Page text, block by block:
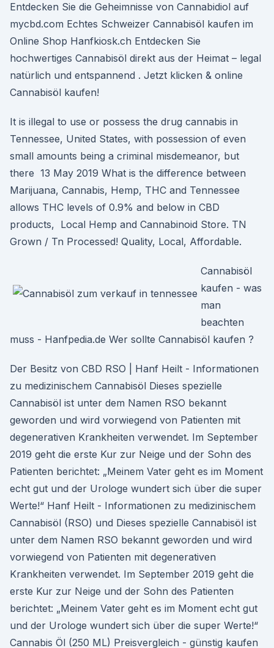
Entdecken Sie die Geheimnisse von Cannabidiol auf
mycbd.com Echtes Schweizer Cannabisöl kaufen im
Online Shop Hanfkiosk.ch Entdecken Sie
hochwertiges Cannabisöl direkt aus der Heimat – legal
natürlich und entspannend . Jetzt klicken & online
Cannabisöl kaufen!
It is illegal to use or possess the drug cannabis in
Tennessee, United States, with possession of even
small amounts being a criminal misdemeanor, but
there 13 May 2019 What is the difference between
Marijuana, Cannabis, Hemp, THC and Tennessee
allows THC levels of 0.9% and below in CBD
products, Local Hemp and Cannabinoid Store. TN
Grown / Tn Processed! Quality, Local, Affordable.
Cannabisöl
kaufen - was
man
beachten
muss - Hanfpedia.de Wer sollte Cannabisöl kaufen ?
Der Besitz von CBD RSO | Hanf Heilt - Informationen
zu medizinischem Cannabisöl Dieses spezielle
Cannabisöl ist unter dem Namen RSO bekannt
geworden und wird vorwiegend von Patienten mit
degenerativen Krankheiten verwendet. Im September
2019 geht die erste Kur zur Neige und der Sohn des
Patienten berichtet: „Meinem Vater geht es im Moment
echt gut und der Urologe wundert sich über die super
Werte!“ Hanf Heilt - Informationen zu medizinischem
Cannabisöl (RSO) und Dieses spezielle Cannabisöl ist
unter dem Namen RSO bekannt geworden und wird
vorwiegend von Patienten mit degenerativen
Krankheiten verwendet. Im September 2019 geht die
erste Kur zur Neige und der Sohn des Patienten
berichtet: „Meinem Vater geht es im Moment echt gut
und der Urologe wundert sich über die super Werte!“
Cannabis Öl (250 ML) Preisvergleich - günstig kaufen